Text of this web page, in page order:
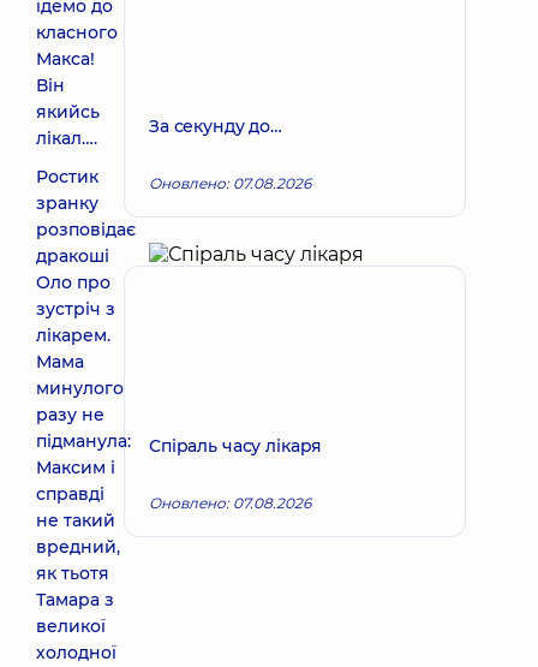
їдемо до
класного
Макса!
Він
якийсь
лікал….
Ростик
зранку
розповідає
дракоші
Оло про
зустріч з
лікарем.
Мама
минулого
разу не
підманула:
Максим і
справді
не такий
вредний,
як тьотя
Тамара з
великої
холодної
За секунду до…
Оновлено: 07.08.2026
Спіраль часу лікаря
Оновлено: 07.08.2026